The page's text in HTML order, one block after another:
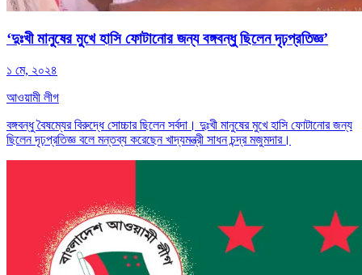
‘দুঃখী মানুষের মুখে হাসি ফোটানোর জন্য বঙ্গবন্ধু ছিলেন দৃঢ়প্রতিজ্ঞ’
১ মে, ২০২৪
আওয়ামী লীগ
বঙ্গবন্ধু বৈষম্যের বিরুদ্ধে সোচ্চার ছিলেন সর্বদা। দুঃখী মানুষের মুখে হাসি ফোটানোর জন্য
ছিলেন দৃঢ়প্রতিজ্ঞ বলে মন্তব্য করেছেন খাদ্যমন্ত্রী সাধন চন্দ্র মজুমদার।